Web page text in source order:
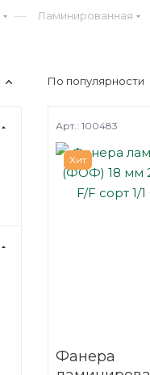
— Ламинированная
По популярности
Хит
Фанера
Арт.: 100483